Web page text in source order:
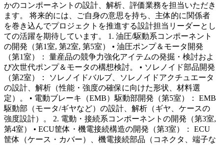
かのコンポーネントの設計、解析、評価業務を担当いただき
ます。 将来的には、ご自身の意思を持ち、主体的に関係者
を巻き込んでプロジェクトを推進する設計担当リーダーとし
ての活躍を期待しています。 1. 油圧/駆動系コンポーネント
の開発（第1室, 第2室, 第5室） • 油圧ポンプ＆モータ開発
（第1室）： 量産品の競争力強化アイテムの発掘・検討およ
び次世代ポンプ＆モータの構想検討。 • ソレノイド部品開発
（第2室）： ソレノイドバルブ、ソレノイドアクチュエータ
の設計、解析（性能・強度の確保に向けた形状、材料選
定）。 • 電動ブレーキ（EMB）駆動部開発（第5室）： EMB
駆動部（モータ/ギヤなど）の設計、解析（ギヤ、ケースの
強度設計）。 2. 電動・接続系コンポーネントの開発（第3室,
第4室） • ECU筐体・機電接続構造の開発（第3室）： ECU
筐体（ケース・カバー）、機電接続部品（コネクタ、端子な